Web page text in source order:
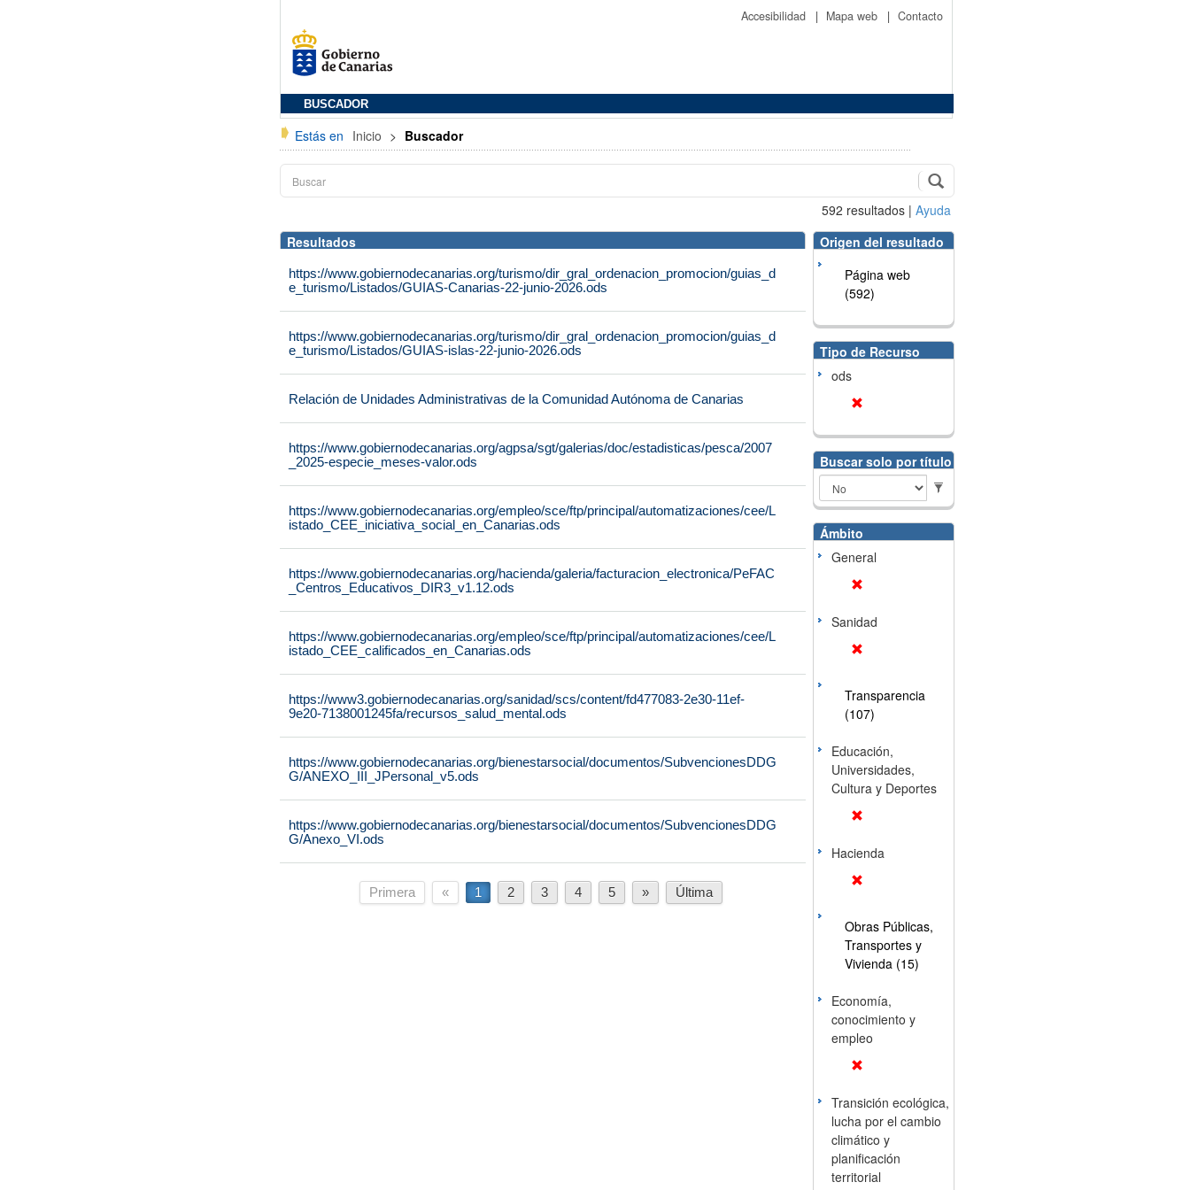
Accesibilidad | Mapa web | Contacto
BUSCADOR
Estás en Inicio > Buscador
592 resultados | Ayuda
Resultados
https://www.gobiernodecanarias.org/turismo/dir_gral_ordenacion_promocion/guias_d
e_turismo/Listados/GUIAS-Canarias-22-junio-2026.ods
https://www.gobiernodecanarias.org/turismo/dir_gral_ordenacion_promocion/guias_d
e_turismo/Listados/GUIAS-islas-22-junio-2026.ods
Relación de Unidades Administrativas de la Comunidad Autónoma de Canarias
https://www.gobiernodecanarias.org/agpsa/sgt/galerias/doc/estadisticas/pesca/2007
_2025-especie_meses-valor.ods
https://www.gobiernodecanarias.org/empleo/sce/ftp/principal/automatizaciones/cee/L
istado_CEE_iniciativa_social_en_Canarias.ods
https://www.gobiernodecanarias.org/hacienda/galeria/facturacion_electronica/PeFAC
_Centros_Educativos_DIR3_v1.12.ods
https://www.gobiernodecanarias.org/empleo/sce/ftp/principal/automatizaciones/cee/L
istado_CEE_calificados_en_Canarias.ods
https://www3.gobiernodecanarias.org/sanidad/scs/content/fd477083-2e30-11ef-
9e20-7138001245fa/recursos_salud_mental.ods
https://www.gobiernodecanarias.org/bienestarsocial/documentos/SubvencionesDDG
G/ANEXO_III_JPersonal_v5.ods
https://www.gobiernodecanarias.org/bienestarsocial/documentos/SubvencionesDDG
G/Anexo_VI.ods
Primera « 1 2 3 4 5 » Última
Origen del resultado
Página web
(592)
Tipo de Recurso
ods
Buscar solo por título
Ámbito
General
Sanidad
Transparencia
(107)
Educación,
Universidades,
Cultura y Deportes
Hacienda
Obras Públicas,
Transportes y
Vivienda (15)
Economía,
conocimiento y
empleo
Transición ecológica,
lucha por el cambio
climático y
planificación
territorial